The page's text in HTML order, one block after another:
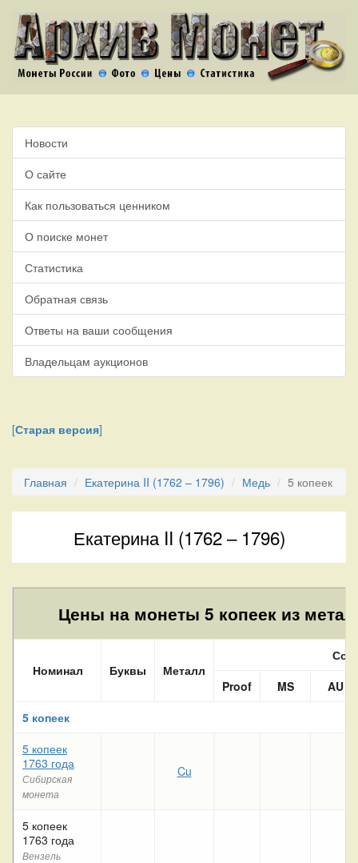
Новости
О сайте
Как пользоваться ценником
О поиске монет
Статистика
Обратная связь
Ответы на ваши сообщения
Владельцам аукционов
[Старая версия]
Главная Екатерина II (1762 – 1796) Медь 5 копеек
Екатерина II (1762 – 1796)
Цены на монеты 5 копеек из
Номинал Буквы Металл
Proof
MS
AU
5 копеек
5 копеек
1763 года
Сибирская
монета
Cu
5 копеек
1763 года
Вензель